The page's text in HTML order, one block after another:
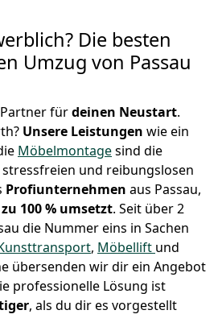
Die besten
Umzug von Passau
fürdeinen Neustart.
Unsere Leistungen wie ein
Möbelmontagesind die
und reibungslosen
Profiunternehmen aus Passau,
100 % umsetzt. Seit über 2
die Nummer eins in Sachen
, Möbellift und
übersenden wir dir ein Angebot
professionelle Lösung ist
, als du dir es vorgestellt